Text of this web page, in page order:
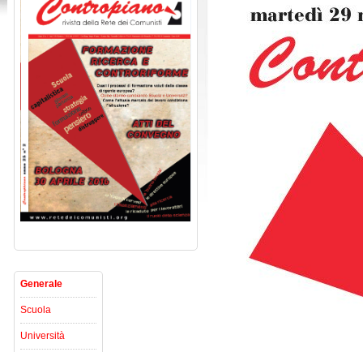
Generale
Scuola
Università